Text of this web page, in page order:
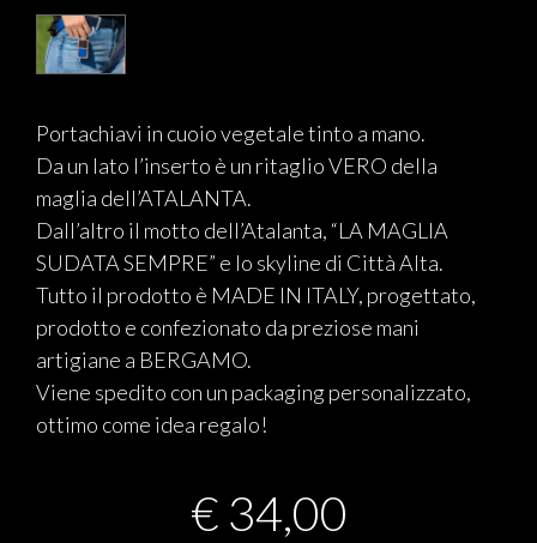
Portachiavi in cuoio vegetale tinto a mano.
Da un lato l’inserto è un ritaglio VERO della
maglia dell’ATALANTA.
Dall’altro il motto dell’Atalanta, “LA MAGLIA
SUDATA SEMPRE” e lo skyline di Città Alta.
Tutto il prodotto è MADE IN ITALY, progettato,
prodotto e confezionato da preziose mani
artigiane a BERGAMO.
Viene spedito con un packaging personalizzato,
ottimo come idea regalo!
€34,00